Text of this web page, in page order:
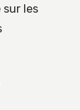
sur les